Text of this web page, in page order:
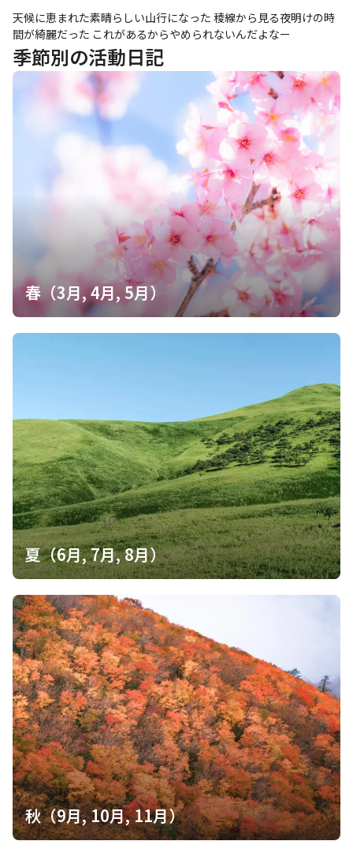
赦なかった。 足をとられる崖の様な急登が出て来て、数歩登る事
に息が上がってしまう。 何度も立ち止まりながら進み、登り始め
てから5時間ほど経った頃なんとか大門沢下降点に辿り着いた。
稜線上に出たのは良いが、事実ここからが本番である。 笹山へ至
る道は最早絶望そのもの...どれだけ歩いても全くその姿は見えて来
が低いお山である。 つまり、まず手前の広河内岳を登り切らない
事にはなにも始まらない。 脚はかなり疲れて全く言うことを聞か
ないが、それでも雲に見え隠れする富士山や塩見岳、悪沢岳とい
った高峰を目の前にすると一瞬だけだが疲れが吹き飛ぶほどであ
体は大きく見え、特に山頂直下は急登なのがよくわかる。 おまけ
にここは基本破線ルート。 お世辞にも歩き易いとは言えない...ゴ
ーロ帯やはいまつを強引に道にしたような感じで、霧が濃くなる
と一瞬で見失ってしまう。 急ながれ場を登り切ると、本日の最高
地点にあたる広河内岳に着いた。 やや雲に見え隠れしていたもの
の、山頂からは圧巻の絶景が広がっていた......。 目の前にはこのあ
と挑む大籠岳、東を向けば雲海に浮かぶ富士山、南西側にはまさ
に鋼鉄の兜を思わせる塩見岳と悪沢岳が聳え立っていた。 ここに
て脚を休ませたのち、すぐさま次の大籠岳へ向かった。 広河内岳
場を駆け下りたのち、今度はゴーロ地帯の登り下りが連発する。
非常に歩きづらく、適当に歩いていようものならすぐ転んでしま
う。 慎重に歩みを進めると、少しずつ大籠岳が見えて来た。 ここ
から見ると最早山と言うより、巨大な空中大陸そのもの。 白峰南
嶺と言うか…南アルプスの大きさをまざまざと見せつけられた様
に思える。 緩やかな登り返しだが、時折大きな岩屑を乗り越えた
りすることもありなかなかその距離は縮まらない。 実際の稜線上
の滞在時間はたったの2時間半。 しかし、想像以上に歩きづらい
道に翻弄された為、感覚では5時間ぐらいに思えた。 岩屑を乗り
越えながら緩やかな登り返しを越えると、なんとか大籠岳に着い
た。 ここからはもちろん目の前に塩見岳を望み、並行する仙塩尾
根が素晴らしい。 大籠岳を後にして、さらに先へ進む。 次なるお
山は白河内岳であり、大籠岳からさらに登り進める。 この時点で
いよいよ雲がかなり迫り上がってきて、辺りは一瞬にして真っ白
になってしまった。 本日は正午過ぎから雨の予報が出ている。 ま
してやゲリラ豪雨ともなると、あまりにも危険すぎる。 一応予定
では所要時間半日を覚悟していたが、このまま行けば確実に昼前
には稜線を離れられる。 真っ白な稜線の中、海洋玄武岩と赤石岳
と同じ真っ赤な石畳の上をひたすら登り返していく。 せっかく登
ってきたと思っていたが、真っ白な景色の為偽物の山頂に何度も
騙された。 霧の中からいよいよ白河内岳が見えてきた。 大した距
離ではないものの、その登り返しはやはり厳しい。 がれ場をだら
だら登り返して行くと、程なくして白河内岳に着いた。 ここにて
少しだけ脚を休ませたのち、いよいよ山梨百名山四天王最後のお
山である笹山へ向かう。 笹山は上記の通り双耳峰になっていて、
山梨百名山に登録されているのは南峰である。 白河内岳からの下
りもかなり長く、見づらい岩屑の回廊は悉く体力をごっそり奪っ
て行く。 はいまつに埋もれた道は、まるで根がハードルの様に立
に百高山が3つあるらしい。仙塩尾根は昔仙丈ヶ岳の方から熊ノ平
小屋までは来たことがあり、それ以来の熊ノ平小屋。ここで午後
雷雨予報だと教えてもらい、三峰岳と間ノ岳はカットして巻き道
で農鳥へ行くことに。というかすでに体力限界。巻き道だけど、
最後の乗り上げには思わずうそ～んと言ってしまった。 雨もぽつ
ぽつ降ったり止んだり。大門沢下降点から奈良田へ。以前白峰三
山やったとき、ピストンで広河内岳は取っていたので、今回白峰
南嶺も笹山までつながりました。 長いと覚悟していた大門沢コー
スは期待を裏切らない長さで、農鳥から後ろ姿を見ていたお兄さ
んがいいペースで前にいてくれて頑張れました。 大門沢小屋まで
の道でねんざしてしまった男性の方と会って、持っていたテーピ
ング（伸びるやつしかなくて結構引っ張って貼っちゃったけど大
丈夫だったかな？）とロキソニンを渡しました。 くるぶし結構腫
れていて救助要請しなくて大丈夫かな？とか思ったけど、本人が
自力でゆっくり下りるというのでそれ以上は。大門沢小屋の人に
はけが人が上から降りて来ることは伝えたけど、かなり痛そうだ
ったし、あの後雷雨もあったし‥後ろから結構な人が下っている
のは分かっていたので大丈夫かなと降りてしまったけど、一緒に
降りるべきだったかなとかもやもやしています。無事に小屋まで
たどり着けたかな。 で、普段よりなんでこんな長文書いてるかと
車中泊することになり、暇なのです。テン泊で風呂入ってないの
に今日も風呂なし悲しいです。でも私が通る直前だったので、巻
き込まれなくてよかったです。 追記：いつ開通したか正確にはわ
かりませんが、下から上がってくる車があったので聞いたら問題
なく通れたとのことで、明け方無事帰路につくことができまし
た。真夜中の土砂撤去ありがとうございました。
天候に恵まれた素晴らしい山行になった 稜線から見る夜明けの時
間が綺麗だった これがあるからやめられないんだよなー
季節別の活動日記
春（3月, 4月, 5月）
夏（6月, 7月, 8月）
秋（9月, 10月, 11月）